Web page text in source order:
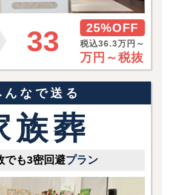
33 25%OFF
税込36.3万円～
万円～税抜
んなで送る
族葬
でも3密回避プラン